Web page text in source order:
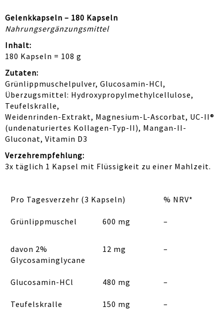
Gelenkkapseln – 180 Kapseln
Nahrungsergänzungsmittel
Inhalt:
180 Kapseln = 108 g
Zutaten:
Grünlippmuschelpulver, Glucosamin-HCl,
Überzugsmittel: Hydroxypropylmethylcellulose,
Teufelskralle,
Weidenrinden-Extrakt, Magnesium-L-Ascorbat, UC-II®
(undenaturiertes Kollagen-Typ-II), Mangan-II-
Gluconat, Vitamin D3
Verzehrempfehlung:
3x täglich 1 Kapsel mit Flüssigkeit zu einer Mahlzeit.
Pro Tagesverzehr (3 Kapseln) % NRV*
Grünlippmuschel
davon 2%
Glycosaminglycane
600 mg
12 mg
–
–
Glucosamin-HCl 480 mg –
Teufelskralle 150 mg –